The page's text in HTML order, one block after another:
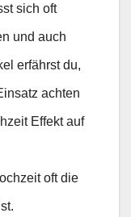
sich oft
und auch
erfährst du,
achten
Effekt auf
oft die